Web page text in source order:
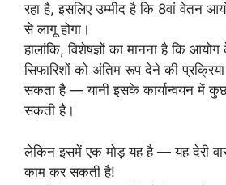
रहा है, इसलिए उम्मीद है कि 8वां वेतन
से लागू होगा।
हालांकि, विशेषज्ञों का मानना ​​है कि
सिफारिशों को अंतिम रूप देने की
सकता है — यानी इसके कार्यान्वयन में कुछ
सकती है।
लेकिन इसमें एक मोड़ यह है — यह देरी
काम कर सकती है!